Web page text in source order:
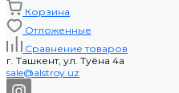
Корзина
Отложенные
Сравнение товаров
г. Ташкент, ул. Туёна 4а
sale@alstroy.uz